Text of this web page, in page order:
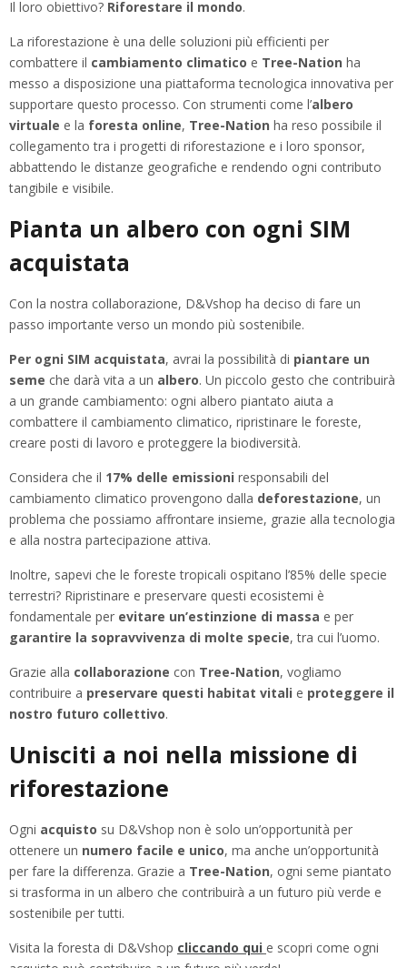
Il loro obiettivo? Riforestare il mondo.
La riforestazione è una delle soluzioni più efficienti per
combattere il cambiamento climatico e Tree-Nation ha
messo a disposizione una piattaforma tecnologica innovativa per
supportare questo processo. Con strumenti come l’albero
virtuale e la foresta online, Tree-Nation ha reso possibile il
collegamento tra i progetti di riforestazione e i loro sponsor,
abbattendo le distanze geografiche e rendendo ogni contributo
tangibile e visibile.
Pianta un albero con ogni SIM
acquistata
Con la nostra collaborazione, D&Vshop ha deciso di fare un
passo importante verso un mondo più sostenibile.
Per ogni SIM acquistata, avrai la possibilità di piantare un
seme che darà vita a un albero. Un piccolo gesto che contribuirà
a un grande cambiamento: ogni albero piantato aiuta a
combattere il cambiamento climatico, ripristinare le foreste,
creare posti di lavoro e proteggere la biodiversità.
Considera che il 17% delle emissioni responsabili del
cambiamento climatico provengono dalla deforestazione, un
problema che possiamo affrontare insieme, grazie alla tecnologia
e alla nostra partecipazione attiva.
Inoltre, sapevi che le foreste tropicali ospitano l’85% delle specie
terrestri? Ripristinare e preservare questi ecosistemi è
fondamentale per evitare un’estinzione di massa e per
garantire la sopravvivenza di molte specie, tra cui l’uomo.
Grazie alla collaborazione con Tree-Nation, vogliamo
contribuire a preservare questi habitat vitali e proteggere il
nostro futuro collettivo.
Unisciti a noi nella missione di
riforestazione
Ogni acquisto su D&Vshop non è solo un’opportunità per
ottenere un numero facile e unico, ma anche un’opportunità
per fare la differenza. Grazie a Tree-Nation, ogni seme piantato
si trasforma in un albero che contribuirà a un futuro più verde e
sostenibile per tutti.
Visita la foresta di D&Vshop cliccando qui e scopri come ogni